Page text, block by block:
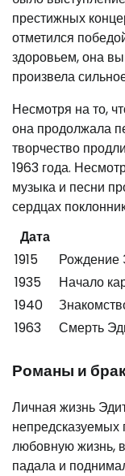
престижных
отметился
здоровьем, она
произвела
Несмотря на то,
она продолжала
творчество
1963 года.
музыка и песни
сердцах
Дата
1915
1935
Начало
1940
1963
Смерть
Романы и
Личная жизнь
любовную жизнь,
падала и